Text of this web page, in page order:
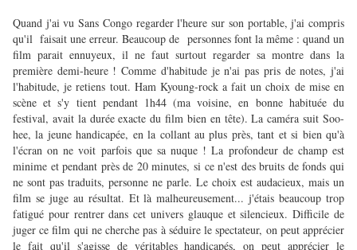
Quand j'ai vu Sans Congo regarder l'heure sur son portable, j'ai compris
qu'il faisait une erreur. Beaucoup de personnes font la même : quand un
film parait ennuyeux, il ne faut surtout regarder sa montre dans la
première demi-heure ! Comme d'habitude je n'ai pas pris de notes, j'ai
l'habitude, je retiens tout. Ham Kyoung-rock a fait un choix de mise en
scène et s'y tient pendant 1h44 (ma voisine, en bonne habituée du
festival, avait la durée exacte du film bien en tête). La caméra suit Soo-
hee, la jeune handicapée, en la collant au plus près, tant et si bien qu'à
l'écran on ne voit parfois que sa nuque ! La profondeur de champ est
minime et pendant près de 20 minutes, si ce n'est des bruits de fonds qui
ne sont pas traduits, personne ne parle. Le choix est audacieux, mais un
film se juge au résultat. Et là malheureusement... j'étais beaucoup trop
fatigué pour rentrer dans cet univers glauque et silencieux. Difficile de
juger ce film qui ne cherche pas à séduire le spectateur, on peut apprécier
le fait qu'il s'agisse de véritables handicapés, on peut apprécier le